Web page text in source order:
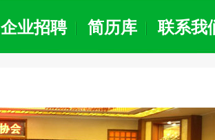
企业招聘 简历库 联系我